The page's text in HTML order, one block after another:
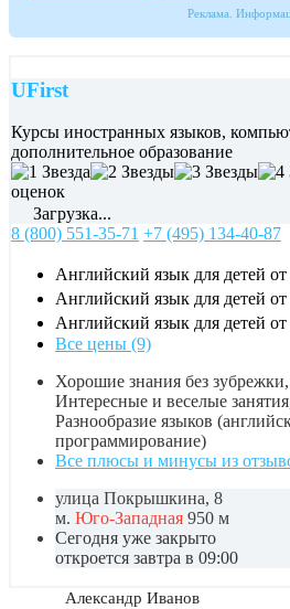
Реклама.
UFirst
Курсы иностранных языков,
дополнительное образование
оценок
Загрузка...
8 (800) 551-35-71 +7 (495) 134-40-87
Английский язык для детей от
Английский язык для детей от
Английский язык для детей от
Все цены (9)
Хорошие знания без
Интересные и веселые
Разнообразие языков
программирование)
Все плюсы и минусы из
улица Покрышкина, 8
м. Юго-Западная 950 м
Сегодня уже закрыто
откроется завтра в 09:00
Александр Иванов